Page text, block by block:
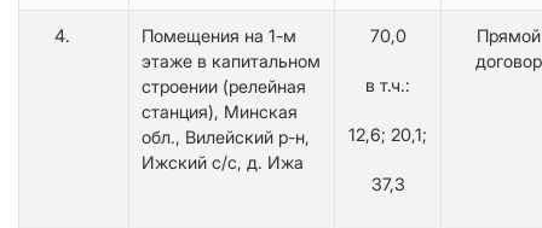
4.
Помещения на 1-м
этаже в капитальном
строении (релейная
станция), Минская
обл., Вилейский р-н,
Ижский с/с, д. Ижа
70,0
в т.ч.:
12,6; 20,1;
37,3
Прямой
договор